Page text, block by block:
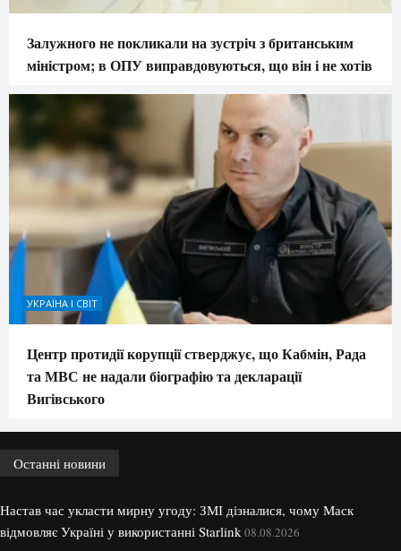
Залужного не покликали на зустріч з британським
міністром; в ОПУ виправдовуються, що він і не хотів
УКРАЇНА І СВІТ
Центр протидії корупції стверджує, що Кабмін, Рада
та МВС не надали біографію та декларації
Вигівського
Останні новини
Настав час укласти мирну угоду: ЗМІ дізналися, чому Маск
відмовляє Україні у використанні Starlink 08.08.2026